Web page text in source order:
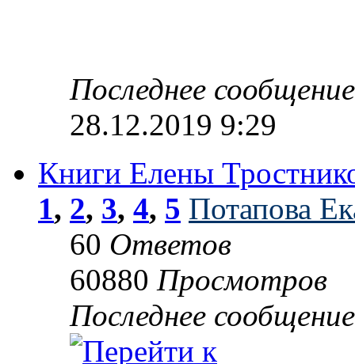
Последнее
28.12.2019 9:29
Книги Елены
1, 2, 3, 4, 5 Потапова
60 Ответов
60880 Просмотров
Последнее